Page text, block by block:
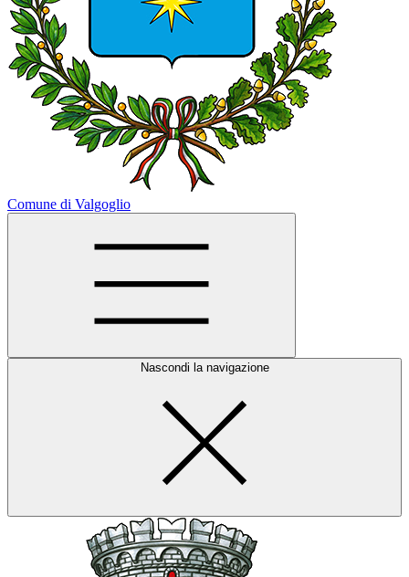
Comune di Valgoglio
Nascondi la navigazione